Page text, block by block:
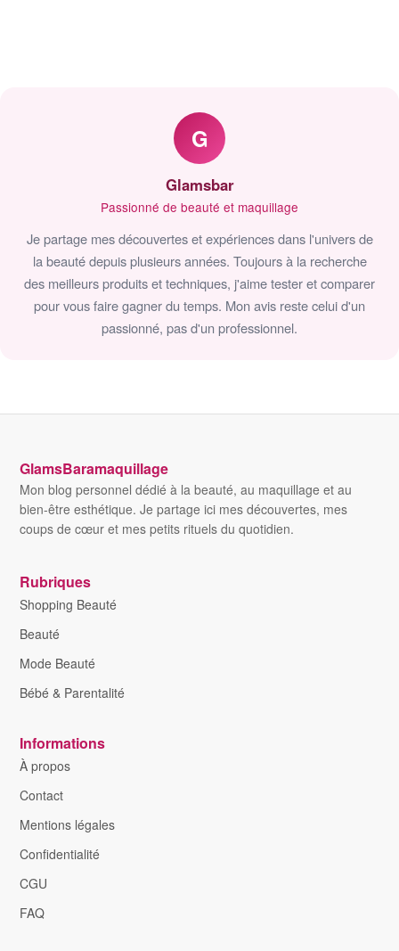
G
Glamsbar
Passionné de beauté et maquillage
Je partage mes découvertes et expériences dans l'univers de
la beauté depuis plusieurs années. Toujours à la recherche
des meilleurs produits et techniques, j'aime tester et comparer
pour vous faire gagner du temps. Mon avis reste celui d'un
passionné, pas d'un professionnel.
GlamsBaramaquillage
Mon blog personnel dédié à la beauté, au maquillage et au
bien-être esthétique. Je partage ici mes découvertes, mes
coups de cœur et mes petits rituels du quotidien.
Rubriques
Shopping Beauté
Beauté
Mode Beauté
Bébé & Parentalité
Informations
À propos
Contact
Mentions légales
Confidentialité
CGU
FAQ